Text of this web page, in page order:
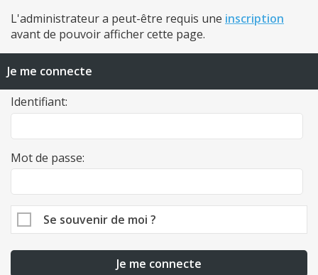
L'administrateur a peut-être requis une inscription
avant de pouvoir afficher cette page.
Je me connecte
Identifiant:
Mot de passe:
Se souvenir de moi ?
Je me connecte